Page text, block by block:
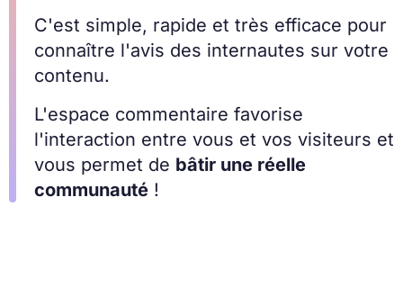
C'est simple, rapide et très efficace pour
connaître l'avis des internautes sur votre
contenu.
L'espace commentaire favorise
l'interaction entre vous et vos visiteurs et
vous permet de bâtir une réelle
communauté !